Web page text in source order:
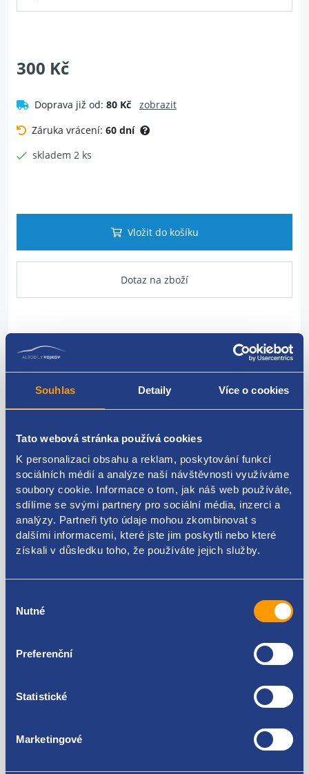
Souhlas Detaily Více o cookies
Tato webová stránka používá cookies
K personalizaci obsahu a reklam, poskytování funkcí
sociálních médií a analýze naší návštěvnosti využíváme
soubory cookie. Informace o tom, jak náš web používáte,
sdílíme se svými partnery pro sociální média, inzerci a
analýzy. Partneři tyto údaje mohou zkombinovat s
dalšími informacemi, které jste jim poskytli nebo které
získali v důsledku toho, že používáte jejich služby.
souhlasu
Nutné
Preferenční
Statistické
Marketingové
300 Kč
Doprava již od: 80 Kč
zobrazit
Záruka vrácení: 60 dní
skladem 2 ks
Vložit do košíku
Dotaz na zboží
strana - levá
Kódy produktu
9303L3
Citroen C4 2004 - 2013